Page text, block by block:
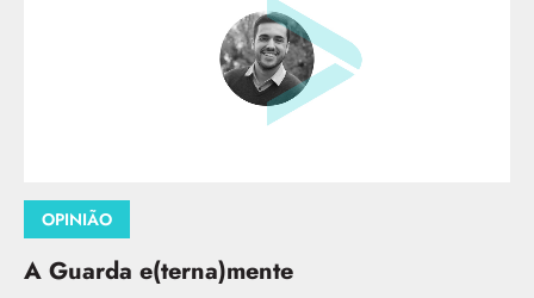
OPINIÃO
A Guarda e(terna)mente